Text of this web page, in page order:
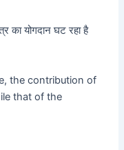
का योगदान घट रहा है
the contribution of
that of the